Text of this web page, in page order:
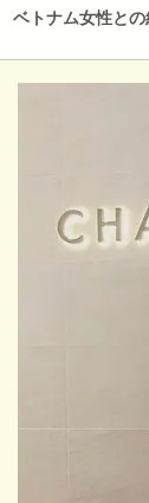
ベトナム女性と